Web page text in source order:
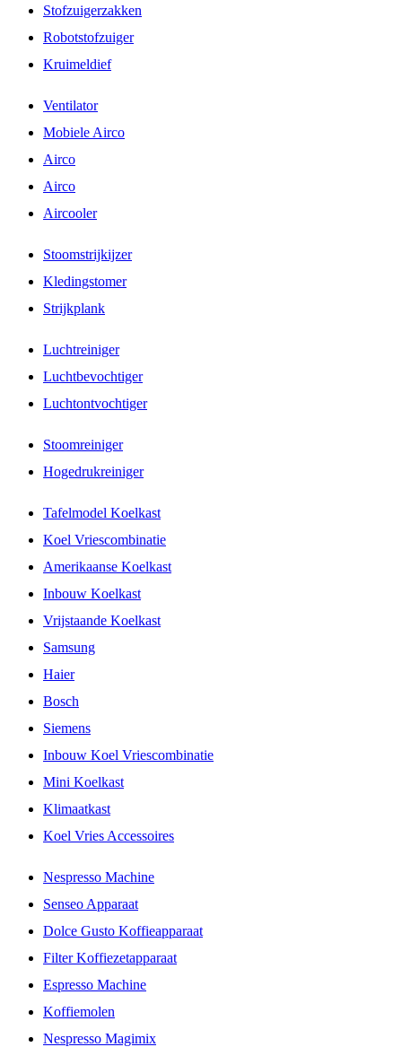
Stofzuigerzakken
Robotstofzuiger
Kruimeldief
Ventilator
Mobiele Airco
Airco
Airco
Aircooler
Stoomstrijkijzer
Kledingstomer
Strijkplank
Luchtreiniger
Luchtbevochtiger
Luchtontvochtiger
Stoomreiniger
Hogedrukreiniger
Tafelmodel Koelkast
Koel Vriescombinatie
Amerikaanse Koelkast
Inbouw Koelkast
Vrijstaande Koelkast
Samsung
Haier
Bosch
Siemens
Inbouw Koel Vriescombinatie
Mini Koelkast
Klimaatkast
Koel Vries Accessoires
Nespresso Machine
Senseo Apparaat
Dolce Gusto Koffieapparaat
Filter Koffiezetapparaat
Espresso Machine
Koffiemolen
Nespresso Magimix